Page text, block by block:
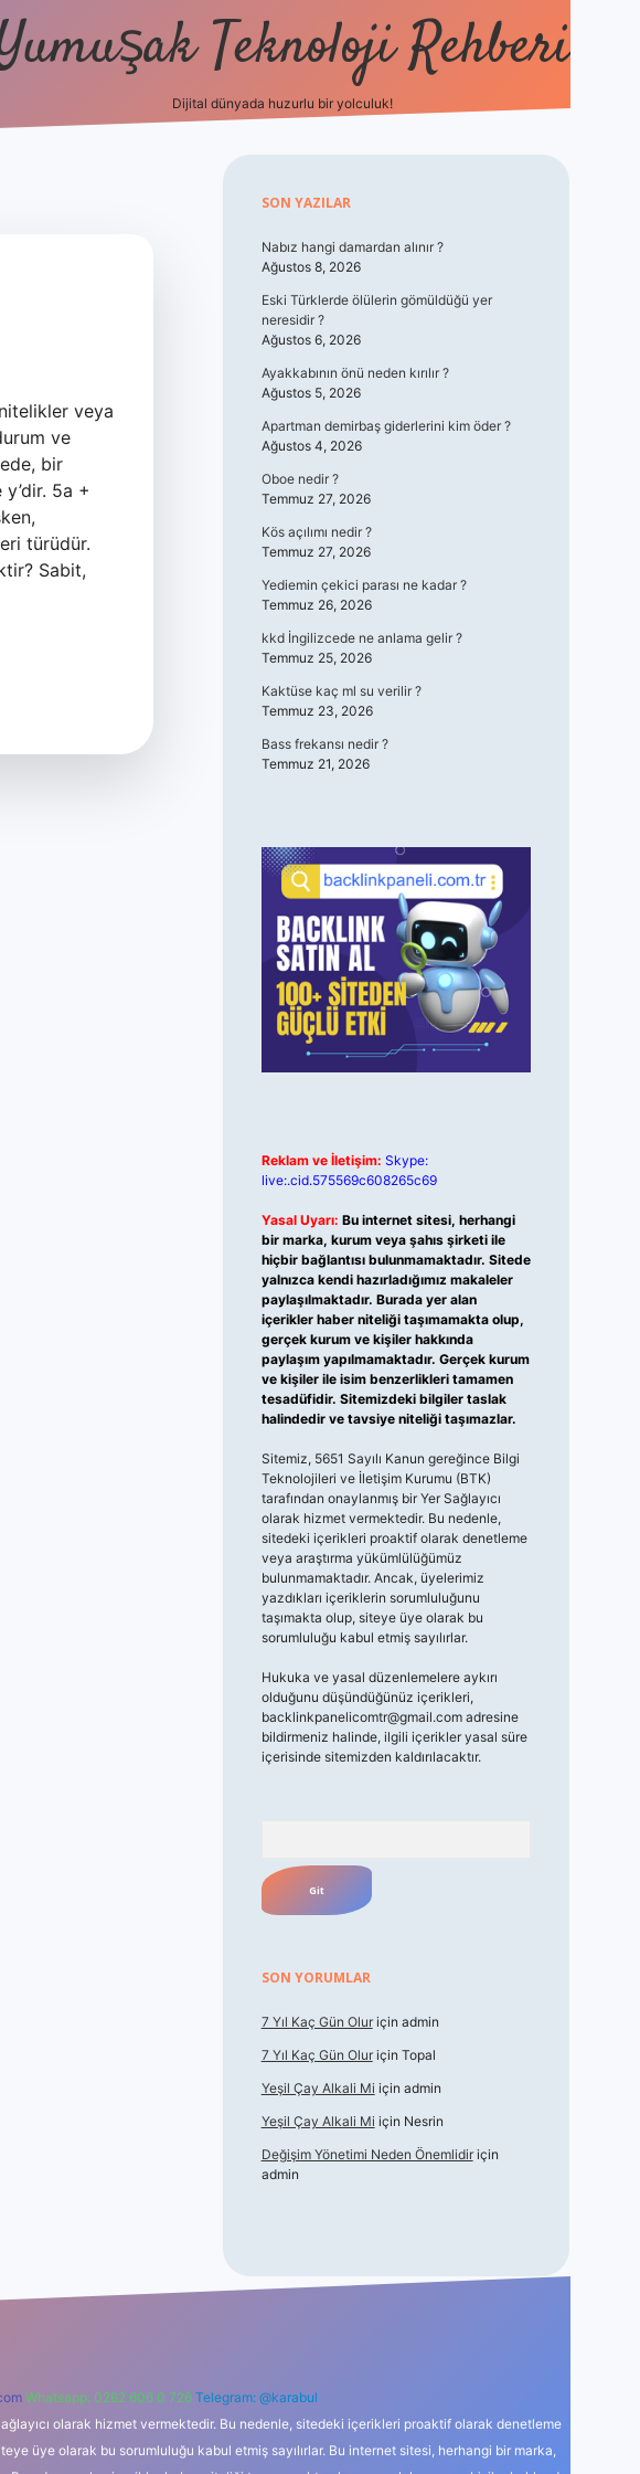
Teknoloji Rehberi
Dijital dünyada huzurlu bir yolculuk!
veya
ve
bir
5a +
türüdür.
Sabit,
Sidebar
SON YAZILAR
Nabız hangi damardan alınır ?
Ağustos 8, 2026
Eski Türklerde ölülerin gömüldüğü yer
neresidir ?
Ağustos 6, 2026
Ayakkabının önü neden kırılır ?
Ağustos 5, 2026
Apartman demirbaş giderlerini kim öder ?
Ağustos 4, 2026
Oboe nedir ?
Temmuz 27, 2026
Kös açılımı nedir ?
Temmuz 27, 2026
Yediemin çekici parası ne kadar ?
Temmuz 26, 2026
kkd İngilizcede ne anlama gelir ?
Temmuz 25, 2026
Kaktüse kaç ml su verilir ?
Temmuz 23, 2026
Bass frekansı nedir ?
Temmuz 21, 2026
Reklam ve İletişim: Skype:
live:.cid.575569c608265c69
Yasal Uyarı: Bu internet sitesi, herhangi
bir marka, kurum veya şahıs şirketi ile
hiçbir bağlantısı bulunmamaktadır. Sitede
yalnızca kendi hazırladığımız makaleler
paylaşılmaktadır. Burada yer alan
içerikler haber niteliği taşımamakta olup,
gerçek kurum ve kişiler hakkında
paylaşım yapılmamaktadır. Gerçek kurum
ve kişiler ile isim benzerlikleri tamamen
tesadüfidir. Sitemizdeki bilgiler taslak
halindedir ve tavsiye niteliği taşımazlar.
Sitemiz, 5651 Sayılı Kanun gereğince Bilgi
Teknolojileri ve İletişim Kurumu (BTK)
tarafından onaylanmış bir Yer Sağlayıcı
olarak hizmet vermektedir. Bu nedenle,
sitedeki içerikleri proaktif olarak denetleme
veya araştırma yükümlülüğümüz
bulunmamaktadır. Ancak, üyelerimiz
yazdıkları içeriklerin sorumluluğunu
taşımakta olup, siteye üye olarak bu
sorumluluğu kabul etmiş sayılırlar.
Hukuka ve yasal düzenlemelere aykırı
olduğunu düşündüğünüz içerikleri,
backlinkpanelicomtr@gmail.comadresine
bildirmeniz halinde, ilgili içerikler yasal süre
içerisinde sitemizden kaldırılacaktır.
SON YORUMLAR
7 Yıl Kaç Gün Oluriçin admin
7 Yıl Kaç Gün Oluriçin Topal
Yeşil Çay Alkali Mi için admin
Yeşil Çay Alkali Mi için Nesrin
Değişim Yönetimi Neden Önemlidiriçin
admin
Whatsapp: 0262 606 0 726 Telegram: @karabul
olarak hizmet vermektedir. Bu nedenle, sitedeki içerikleri proaktif olarak denetleme
üye olarak bu sorumluluğu kabul etmiş sayılırlar. Bu internet sitesi, herhangi bir marka,